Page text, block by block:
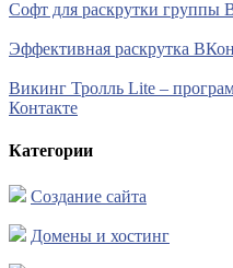
Софт для раскрутки группы
Эффективная раскрутка
Викинг Тролль Lite –
Контакте
Категории
Создание сайта
Домены и хостинг